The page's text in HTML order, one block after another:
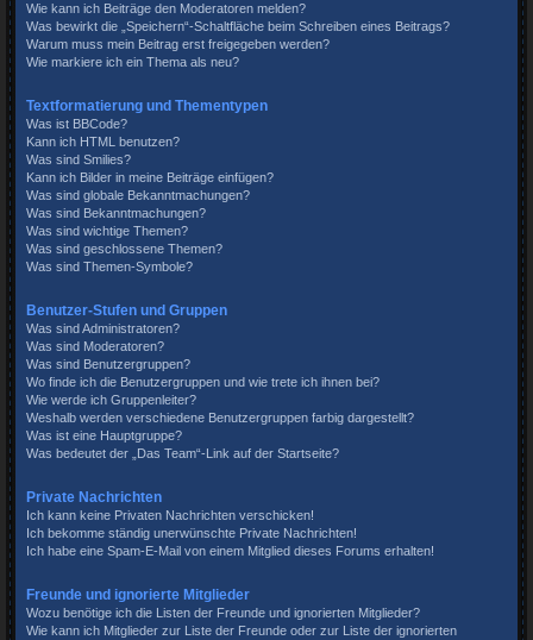
Wie kann ich Beiträge den Moderatoren melden?
Was bewirkt die „Speichern“-Schaltfläche beim Schreiben eines Beitrags?
Warum muss mein Beitrag erst freigegeben werden?
Wie markiere ich ein Thema als neu?
Textformatierung und Thementypen
Was ist BBCode?
Kann ich HTML benutzen?
Was sind Smilies?
Kann ich Bilder in meine Beiträge einfügen?
Was sind globale Bekanntmachungen?
Was sind Bekanntmachungen?
Was sind wichtige Themen?
Was sind geschlossene Themen?
Was sind Themen-Symbole?
Benutzer-Stufen und Gruppen
Was sind Administratoren?
Was sind Moderatoren?
Was sind Benutzergruppen?
Wo finde ich die Benutzergruppen und wie trete ich ihnen bei?
Wie werde ich Gruppenleiter?
Weshalb werden verschiedene Benutzergruppen farbig dargestellt?
Was ist eine Hauptgruppe?
Was bedeutet der „Das Team“-Link auf der Startseite?
Private Nachrichten
Ich kann keine Privaten Nachrichten verschicken!
Ich bekomme ständig unerwünschte Private Nachrichten!
Ich habe eine Spam-E-Mail von einem Mitglied dieses Forums erhalten!
Freunde und ignorierte Mitglieder
Wozu benötige ich die Listen der Freunde und ignorierten Mitglieder?
Wie kann ich Mitglieder zur Liste der Freunde oder zur Liste der ignorierten